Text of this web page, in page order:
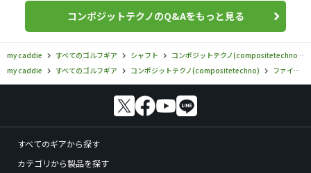
コンポジットテクノのQ&Aをもっと見る
my caddie すべてのゴルフギア シャフト
コンポジットテクノ(compositetechno)
my caddie
すべてのゴルフギア コンポジットテクノ(compositetechno) ファイアーエクスプレス
すべてのギアから探す
カテゴリから製品を探す